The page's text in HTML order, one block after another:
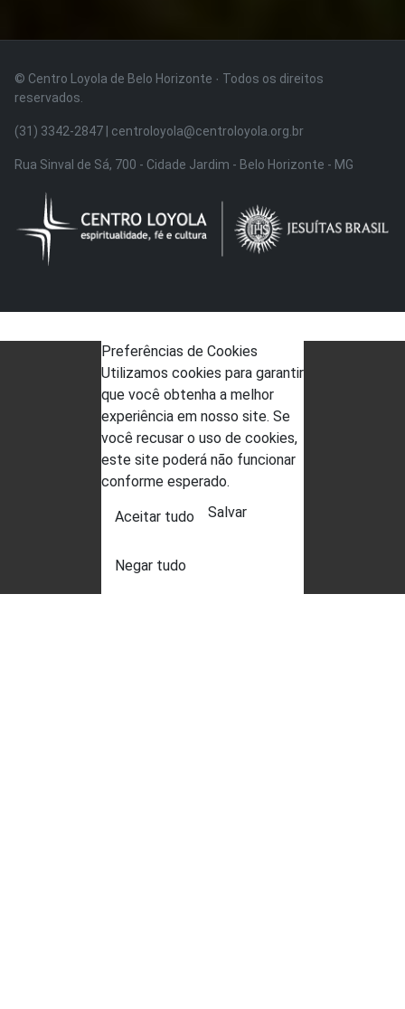
© Centro Loyola de Belo Horizonte · Todos os direitos
reservados.
(31) 3342-2847 | centroloyola@centroloyola.org.br
Rua Sinval de Sá, 700 - Cidade Jardim - Belo Horizonte - MG
Preferências de Cookies
Utilizamos cookies para garantir
que você obtenha a melhor
experiência em nosso site. Se
você recusar o uso de cookies,
este site poderá não funcionar
conforme esperado.
Aceitar tudo
Negar tudo
Salvar